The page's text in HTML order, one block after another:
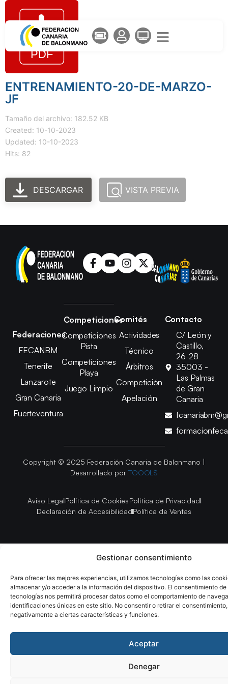
Gestionar consentimiento
Para ofrecer las mejores experiencias, utilizamos tecnologías como las
almacenar y/o acceder a la información del dispositivo. El consentimiento de
tecnologías nos permitirá procesar datos como el comportamiento de
identificaciones únicas en este sitio. No consentir o retirar el
negativamente a ciertas características y funciones.
Aceptar
Denegar
ENTRENAMIENTO-20-DE-MARZO-
JF
Tamaño del archivo: 182.52 KB
Created: 10-10-2023
Updated: 10-10-2023
Hits: 82
DESCARGAR VISTA PREVIA
Federaciones
FECANBM
Tenerife
Lanzarote
Gran Canaria
Fuerteventura
Competiciones
Competiciones
Pista
Competiciones
Playa
Juego Limpio
Comités
Actividades
Técnico
Árbitros
Competición
Apelación
Contacto
C/ León y
Castillo,
26-28
35003 -
Las Palmas
de Gran
Canaria
Copyright © 2025 Federación Canaria de Balonmano |
Desarrollado por TOOOLS
Aviso LegalPolítica de CookiesPolítica de Privacidad
Declaración de AccesibilidadPolítica de Ventas